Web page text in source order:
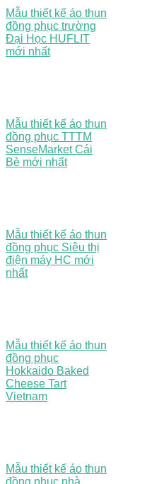
Mẫu thiết kế áo thun
đồng phục trường
Đại Học HUFLIT
mới nhất
Mẫu thiết kế áo thun
đồng phục TTTM
SenseMarket Cái
Bè mới nhất
Mẫu thiết kế áo thun
đồng phục Siêu thị
điện máy HC mới
nhất
Mẫu thiết kế áo thun
đồng phục
Hokkaido Baked
Cheese Tart
Vietnam
Mẫu thiết kế áo thun
đồng phục nhà